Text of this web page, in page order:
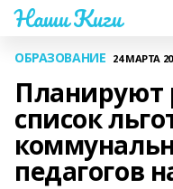
Наши Киги
ОБРАЗОВАНИЕ 24 МАРТА
Планируют
список
педагогов